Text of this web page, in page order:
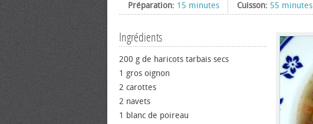
Préparation: 15 minutes Cuisson: 55 minutes
Ingrédients
200 g de haricots tarbais secs
1 gros oignon
2 carottes
2 navets
1 blanc de poireau